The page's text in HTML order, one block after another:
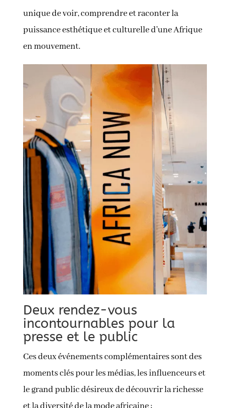
unique de voir, comprendre et raconter la
puissance esthétique et culturelle d’une Afrique
en mouvement.
Deux rendez-vous
incontournables pour la
presse et le public
Ces deux événements complémentaires sont des
moments clés pour les médias, les influenceurs et
le grand public désireux de découvrir la richesse